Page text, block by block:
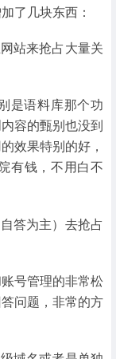
了几块东西：
站来抢占大量关
是语料库那个功
容的甄别也没到
效果特别的好，
有钱，不用白不
答为主）去抢占
号管理的非常松
问题，非常的方